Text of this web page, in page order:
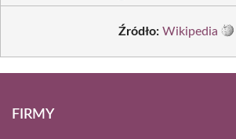
Źródło: Wikipedia
FIRMY